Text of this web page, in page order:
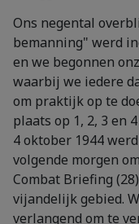
Ons negental
bemanning" werd
en we begonnen
waarbij we iedere
om praktijk op te
plaats op 1, 2, 3 en
4 oktober 1944
volgende morgen
Combat Briefing
vijandelijk gebied.
verlangend om te